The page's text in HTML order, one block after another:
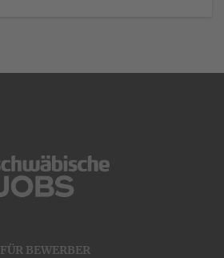
FÜR BEWERBER